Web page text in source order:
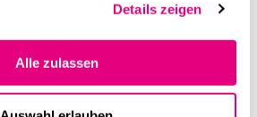
Details zeigen
Alle zulassen